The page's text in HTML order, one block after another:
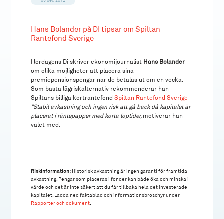
Hans Bolander på DI tipsar om Spiltan
Räntefond Sverige
I lördagens Di skriver ekonomijournalist Hans Bolander
om olika möjligheter att placera sina
premiepensionspengar när de betalas ut om en vecka.
Som bästa lågriskalternativ rekommenderar han
Spiltans billiga korträntefondSpiltan Räntefond Sverige
"Stabil avkastning och ingen risk att gå back då kapitalet är
placerat i räntepapper med korta löptider, motiverar han
valet med.
Riskinformation: Historisk avkastning är ingen garanti för framtida
avkastning. Pengar som placeras i fonder kan både öka och minska i
värde och det är inte säkert att du får tillbaka hela det investerade
kapitalet. Ladda ned faktablad och informationsbroschyr under
Rapporter och dokument